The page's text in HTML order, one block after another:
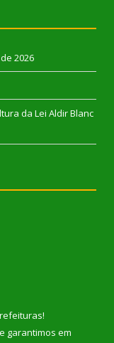
2026
da Lei Aldir Blanc
!
garantimos em